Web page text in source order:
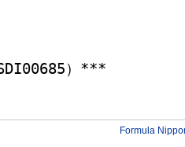
）***
Formula